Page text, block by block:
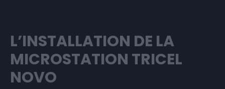
L’INSTALLATION DE LA
MICROSTATION TRICEL
NOVO